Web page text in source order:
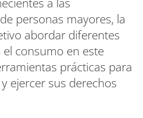
personas mayores, la
abordar diferentes
consumo en este
prácticas para
ejercer sus derechos